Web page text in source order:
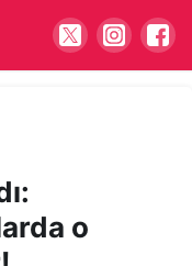
o
tatil ne zaman